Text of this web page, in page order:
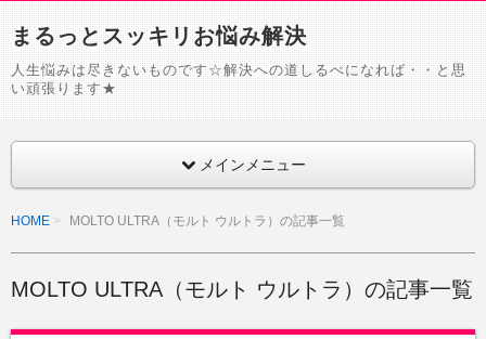
まるっとスッキリお悩み解決
人生悩みは尽きないものです☆解決への道しるべになれば・・と思
い頑張ります★
メインメニュー
HOME MOLTO ULTRA（モルト ウルトラ）の記事一覧
MOLTO ULTRA（モルト ウルトラ）の記事一覧